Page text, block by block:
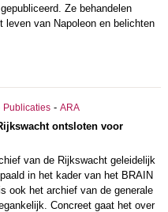
Ze behandelen
van Napoleon en belichten
Publicaties- ARA
ontsloten voor
van de Rijkswacht geleidelijk
in het kader van het BRAIN
ook het archief van de generale
Concreet gaat het over